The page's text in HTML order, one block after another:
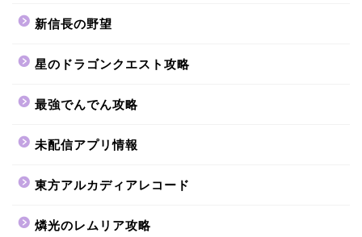
新信長の野望
星のドラゴンクエスト攻略
最強でんでん攻略
未配信アプリ情報
東方アルカディアレコード
燐光のレムリア攻略